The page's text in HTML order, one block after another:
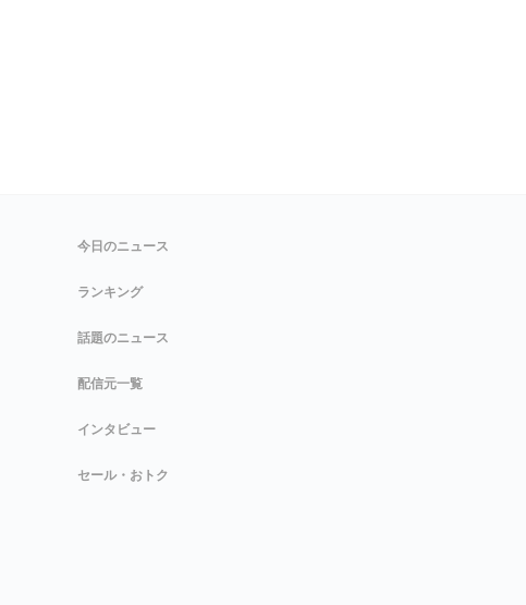
今日のニュース
ランキング
話題のニュース
配信元一覧
インタビュー
セール・おトク